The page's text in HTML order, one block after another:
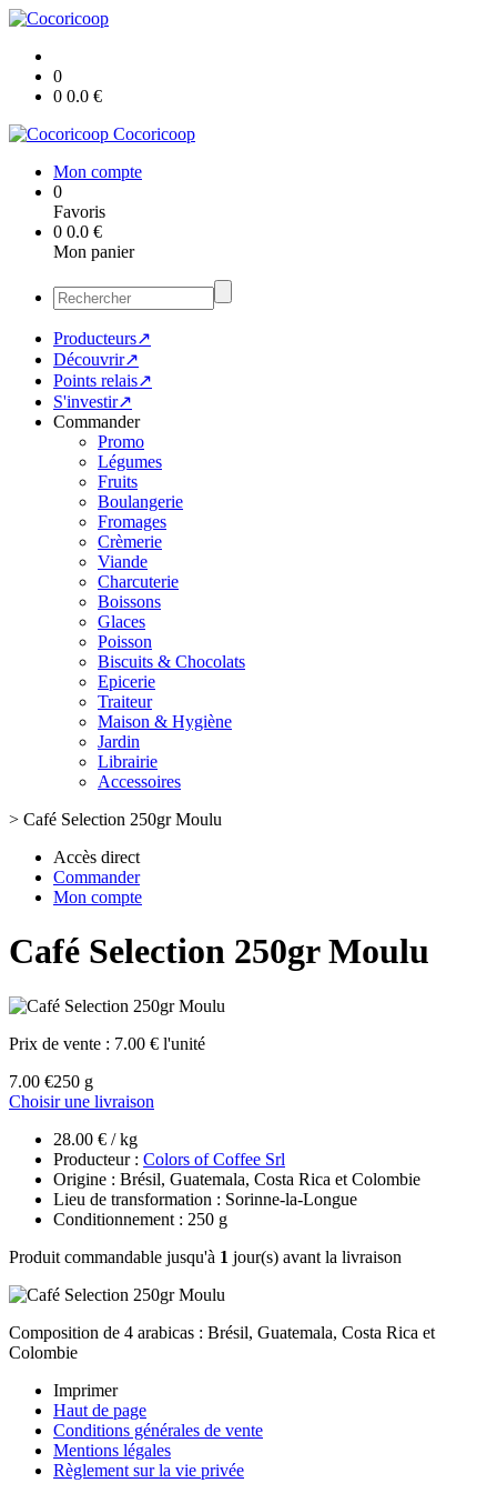
0
0 0.0 €
Cocoricoop
Mon compte
0
Favoris
0 0.0 €
Mon panier
Producteurs↗
Découvrir↗
Points relais↗
S'investir↗
Commander
Promo
Légumes
Fruits
Boulangerie
Fromages
Crèmerie
Viande
Charcuterie
Boissons
Glaces
Poisson
Biscuits & Chocolats
Epicerie
Traiteur
Maison & Hygiène
Jardin
Librairie
Accessoires
> Café Selection 250gr Moulu
Accès direct
Commander
Mon compte
Café Selection 250gr Moulu
Prix de vente : 7.00 € l'unité
7.00 €250 g
Choisir une livraison
28.00 € / kg
Producteur : Colors of Coffee Srl
Origine : Brésil, Guatemala, Costa Rica et Colombie
Lieu de transformation : Sorinne-la-Longue
Conditionnement : 250 g
Produit commandable jusqu'à 1 jour(s) avant la livraison
Composition de 4 arabicas : Brésil, Guatemala, Costa Rica et
Colombie
Imprimer
Haut de page
Conditions générales de vente
Mentions légales
Règlement sur la vie privée